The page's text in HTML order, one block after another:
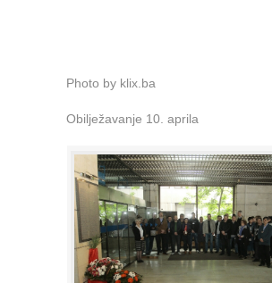
Photo by klix.ba
Obilježavanje 10. aprila